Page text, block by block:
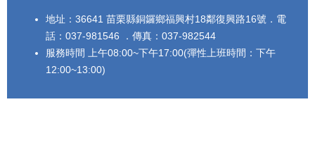
地址：36641 苗栗縣銅鑼鄉福興村18鄰復興路16號．電
話：037-981546 ．傳真：037-982544
服務時間 上午08:00~下午17:00(彈性上班時間：下午
12:00~13:00)